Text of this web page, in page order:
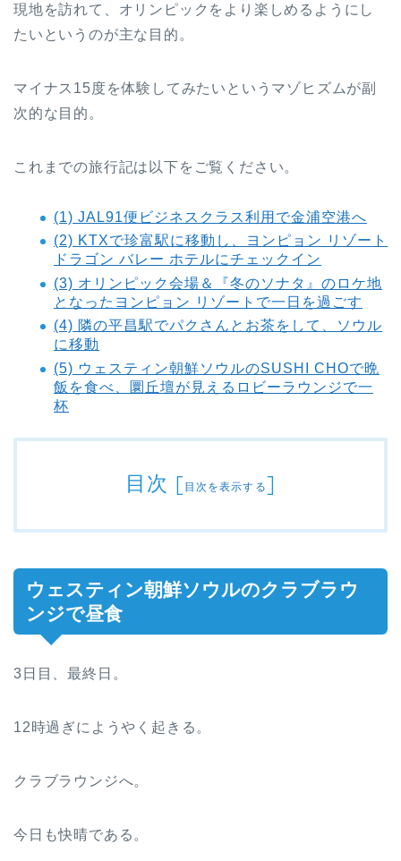
現地を訪れて、オリンピックをより楽しめるようにし
たいというのが主な目的。
マイナス15度を体験してみたいというマゾヒズムが副
次的な目的。
これまでの旅行記は以下をご覧ください。
(1) JAL91便ビジネスクラス利用で金浦空港へ
(2) KTXで珍富駅に移動し、ヨンピョン リゾート
ドラゴン バレー ホテルにチェックイン
(3) オリンピック会場＆『冬のソナタ』のロケ地
となったヨンピョン リゾートで一日を過ごす
(4) 隣の平昌駅でパクさんとお茶をして、ソウル
に移動
(5) ウェスティン朝鮮ソウルのSUSHI CHOで晩
飯を食べ、圜丘壇が見えるロビーラウンジで一
杯
目次 [目次を表示する]
ウェスティン朝鮮ソウルのクラブラウ
ンジで昼食
3日目、最終日。
12時過ぎにようやく起きる。
クラブラウンジへ。
今日も快晴である。